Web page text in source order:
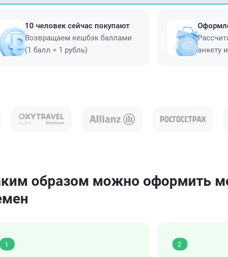
10 человек сейчас покупают
Возвращаем кешбэк баллами
(1 балл = 1 рубль)
анкету
образом можно оформить
1 2